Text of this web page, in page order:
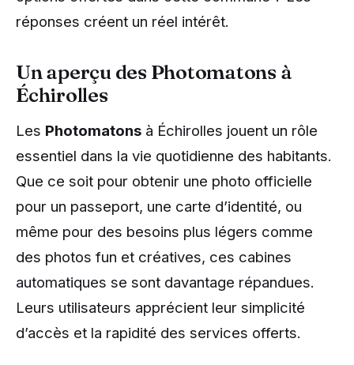
réponses créent un réel intérêt.
Un aperçu des Photomatons à
Échirolles
Les Photomatons à Échirolles jouent un rôle
essentiel dans la vie quotidienne des habitants.
Que ce soit pour obtenir une photo officielle
pour un passeport, une carte d’identité, ou
même pour des besoins plus légers comme
des photos fun et créatives, ces cabines
automatiques se sont davantage répandues.
Leurs utilisateurs apprécient leur simplicité
d’accès et la rapidité des services offerts.